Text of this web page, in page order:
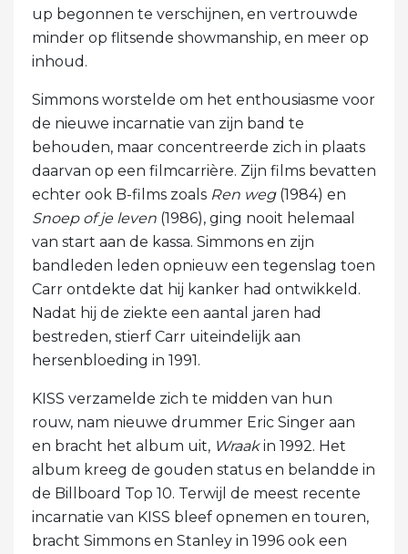
up begonnen te verschijnen, en vertrouwde
minder op flitsende showmanship, en meer op
inhoud.
Simmons worstelde om het enthousiasme voor
de nieuwe incarnatie van zijn band te
behouden, maar concentreerde zich in plaats
daarvan op een filmcarrière. Zijn films bevatten
echter ook B-films zoals Ren weg(1984) en
Snoep of je leven (1986), ging nooit helemaal
van start aan de kassa. Simmons en zijn
bandleden leden opnieuw een tegenslag toen
Carr ontdekte dat hij kanker had ontwikkeld.
Nadat hij de ziekte een aantal jaren had
bestreden, stierf Carr uiteindelijk aan
hersenbloeding in 1991.
KISS verzamelde zich te midden van hun
rouw, nam nieuwe drummer Eric Singer aan
en bracht het album uit, Wraakin 1992. Het
album kreeg de gouden status en belandde in
de Billboard Top 10. Terwijl de meest recente
incarnatie van KISS bleef opnemen en touren,
bracht Simmons en Stanley in 1996 ook een